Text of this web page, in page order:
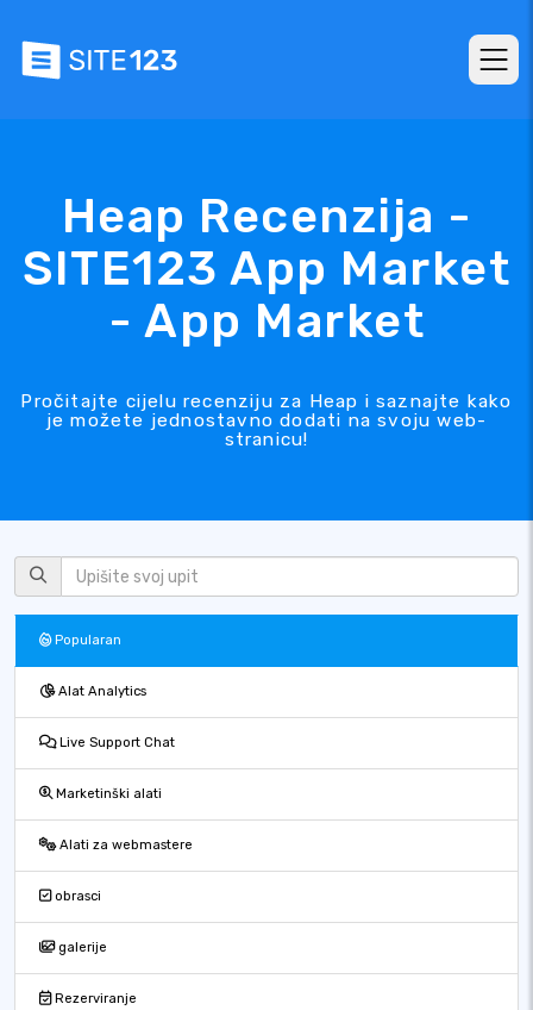
Heap Recenzija -
SITE123 App Market
- App Market
Pročitajte cijelu recenziju za Heap i saznajte kako
je možete jednostavno dodati na svoju web-
stranicu!
Popularan
Alat Analytics
Live Support Chat
Marketinški alati
Alati za webmastere
obrasci
galerije
Rezerviranje